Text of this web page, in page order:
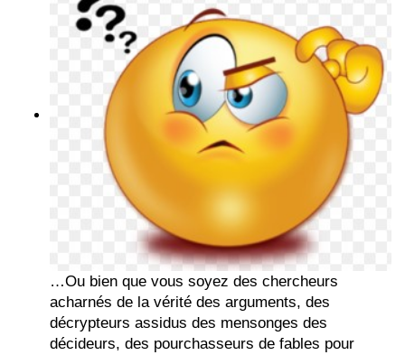
…Ou bien que vous soyez des chercheurs
acharnés de la vérité des arguments, des
décrypteurs assidus des mensonges des
décideurs, des pourchasseurs de fables pour